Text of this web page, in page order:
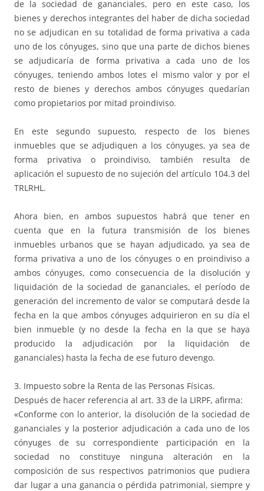
de la sociedad de gananciales, pero en este caso, los
bienes y derechos integrantes del haber de dicha sociedad
no se adjudican en su totalidad de forma privativa a cada
uno de los cónyuges, sino que una parte de dichos bienes
se adjudicaría de forma privativa a cada uno de los
cónyuges, teniendo ambos lotes el mismo valor y por el
resto de bienes y derechos ambos cónyuges quedarían
como propietarios por mitad proindiviso.
En este segundo supuesto, respecto de los bienes
inmuebles que se adjudiquen a los cónyuges, ya sea de
forma privativa o proindiviso, también resulta de
aplicación el supuesto de no sujeción del artículo 104.3 del
TRLRHL.
Ahora bien, en ambos supuestos habrá que tener en
cuenta que en la futura transmisión de los bienes
inmuebles urbanos que se hayan adjudicado, ya sea de
forma privativa a uno de los cónyuges o en proindiviso a
ambos cónyuges, como consecuencia de la disolución y
liquidación de la sociedad de gananciales, el período de
generación del incremento de valor se computará desde la
fecha en la que ambos cónyuges adquirieron en su día el
bien inmueble (y no desde la fecha en la que se haya
producido la adjudicación por la liquidación de
gananciales) hasta la fecha de ese futuro devengo.
3. Impuesto sobre la Renta de las Personas Físicas.
Después de hacer referencia al art. 33 de la LIRPF, afirma:
«Conforme con lo anterior, la disolución de la sociedad de
gananciales y la posterior adjudicación a cada uno de los
cónyuges de su correspondiente participación en la
sociedad no constituye ninguna alteración en la
composición de sus respectivos patrimonios que pudiera
dar lugar a una ganancia o pérdida patrimonial, siempre y